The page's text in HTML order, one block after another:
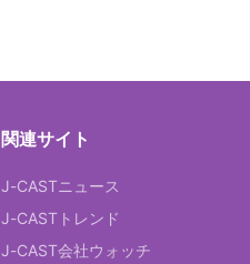
関連サイト
J-CASTニュース
J-CASTトレンド
J-CAST会社ウォッチ